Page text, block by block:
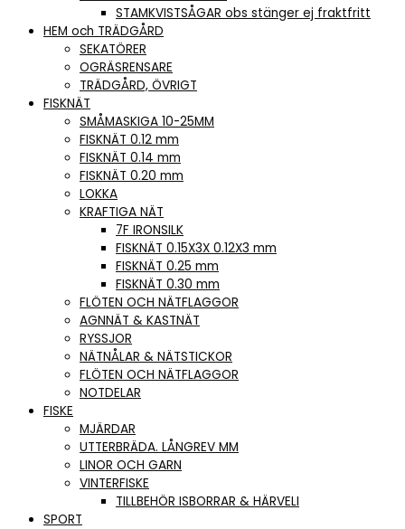
STAMKVISTSÅGAR obs stänger ej fraktfritt
HEM och TRÄDGÅRD
SEKATÖRER
OGRÄSRENSARE
TRÄDGÅRD, ÖVRIGT
FISKNÄT
SMÅMASKIGA 10-25MM
FISKNÄT 0.12 mm
FISKNÄT 0.14 mm
FISKNÄT 0.20 mm
LOKKA
KRAFTIGA NÄT
7F IRONSILK
FISKNÄT 0.15X3X 0.12X3 mm
FISKNÄT 0.25 mm
FISKNÄT 0.30 mm
FLÖTEN OCH NÄTFLAGGOR
AGNNÄT & KASTNÄT
RYSSJOR
NÄTNÅLAR & NÄTSTICKOR
FLÖTEN OCH NÄTFLAGGOR
NOTDELAR
FISKE
MJÄRDAR
UTTERBRÄDA. LÅNGREV MM
LINOR OCH GARN
VINTERFISKE
TILLBEHÖR ISBORRAR & HÄRVELI
SPORT